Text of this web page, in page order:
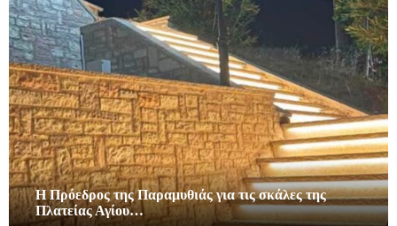
Η Πρόεδρος της Παραμυθιάς για τις σκάλες της
Πλατείας Αγίου…